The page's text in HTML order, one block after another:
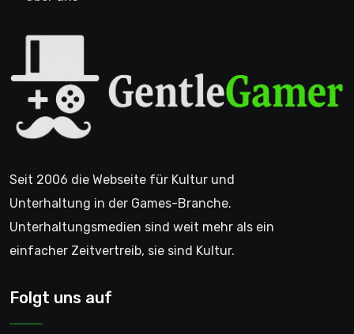
Seit 2006 die Webseite für Kultur und
Unterhaltung in der Games-Branche.
Unterhaltungsmedien sind weit mehr als ein
einfacher Zeitvertreib, sie sind Kultur.
Folgt uns auf